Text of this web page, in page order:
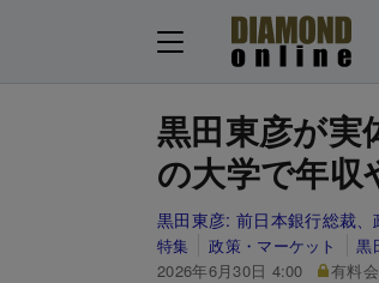
黒田東彦が実
の大学で年収
黒田東彦: 前日本銀行総裁
特集 政策・マーケット
黒
2026年6月30日 4:00
有料